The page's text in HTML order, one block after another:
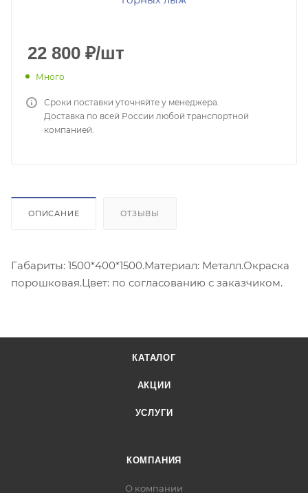
22 800 ₽/шт
Много
Сроки поставки уточняйте у менеджера.
Доставка по всей России любой транспортной
компанией.
ОПИСАНИЕ ОТЗЫВЫ
Габариты: 1500*400*1500.Материал: Металл.Окраска
порошковая.Цвет: по согласованию с заказчиком.
КАТАЛОГ
АКЦИИ
УСЛУГИ
КОМПАНИЯ
О компании